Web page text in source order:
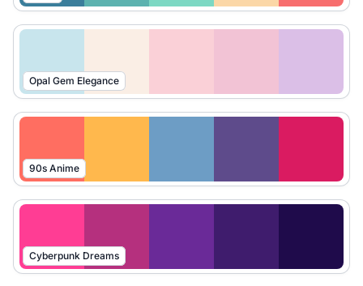
Opal Gem Elegance
90s Anime
Cyberpunk Dreams